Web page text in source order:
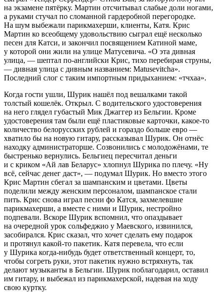
на экзамене пятёрку. Мартин отсчитывал слабые доли ногами,
а руками стучал по сломанной гардеробной перегородке.
На шум выбежали парикмахерши, клиенты, Катя. Крис
Мартин ко всеобщему удовольствию сыграл ещё несколько
песен для Катси, и закончил посвящением Катиной маме,
у которой они жили на улице Матусевича. «О эта дивная
улица, ― шептал по-английски Крис, тихо перебирая струны,
― дивная улица с дивным названием: Matusevitcha».
Последний слог с таким импортным придыханием: «тчхаа».
Когда гости ушли, Шурик нашёл под вешалками такой
толстый кошелёк. Открыл. С водительского удостоверения
на него глядел губастый Мик Джаггер из Бельгии. Кроме
удостоверения там были ещё пластиковые карточки, какое-то
количество белорусских рублей и гораздо больше евро ―
хватило бы на новую гитару, рассказывал Шурик. Он отнёс
находку администраторше. Созвонились с молодожёнами, те
быстренько вернулись. Бельгиец пересчитал деньги
и с криком «Ай лав Беларус» хлопнул Шурика по плечу. «Ну
всё, сейчас денег даст», ― подумал Шурик. Но вместо этого
Крис Мартин сбегал за шампанским и цветами. Цветы
поделили между женским персоналом, шампанское стали
пить. Крис снова играл песни фо Катся, захмелевшие
парикмахерши, а вместе с ними и Шурик, нестройно
подпевали. Вскоре Шурик вспомнил, что опаздывает
на очередной урок сольфеджио у Маевского, извинился,
засобирался. Крис сказал, что хочет сделать ему подарок
и протянул какой-то пакетик. Катя перевела, что если
у Шурика когда-нибудь будет ответственный концерт, то,
чтобы согреть руки, этот пакетик нужно встряхнуть, так
делают музыканты в Бельгии. Шурик поблагодарил, оставил
им гитару, и выбежал из парикмахерской, надевая на ходу
свою куртку.